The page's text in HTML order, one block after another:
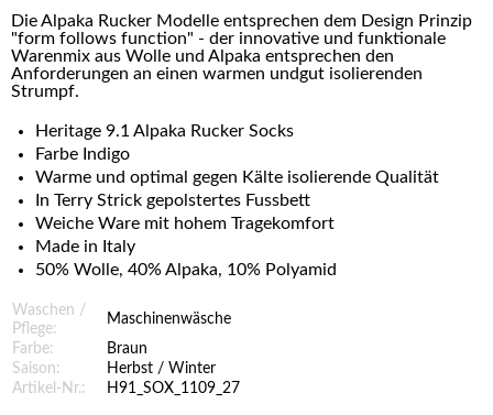
Die Alpaka Rucker Modelle entsprechen dem Design Prinzip
"form follows function" - der innovative und funktionale
Warenmix aus Wolle und Alpaka entsprechen den
Anforderungen an einen warmen undgut isolierenden
Strumpf.
Heritage 9.1 Alpaka Rucker Socks
Farbe Indigo
Warme und optimal gegen Kälte isolierende Qualität
In Terry Strick gepolstertes Fussbett
Weiche Ware mit hohem Tragekomfort
Made in Italy
50% Wolle, 40% Alpaka, 10% Polyamid
Waschen /
Pflege:
Maschinenwäsche
Farbe:
Braun
Saison:
Herbst / Winter
Artikel-Nr.:
H91_SOX_1109_27